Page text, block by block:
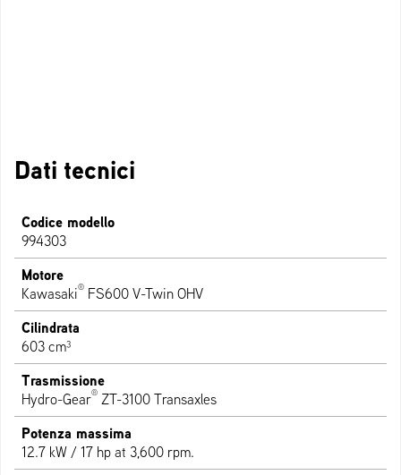
Dati tecnici
Codice modello
994303
Motore
Kawasaki® FS600 V-Twin OHV
Cilindrata
603 cm³
Trasmissione
Hydro-Gear® ZT-3100 Transaxles
Potenza massima
12.7 kW / 17 hp at 3,600 rpm.